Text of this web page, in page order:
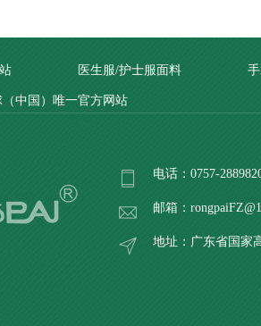
医生服/护士服面料
中国）唯一官方网站
电话：0757-
邮箱：
地址：广东省国